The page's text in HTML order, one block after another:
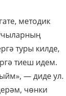
методик
туры килде,
тиеш идем.
— диде ул.
чөнки